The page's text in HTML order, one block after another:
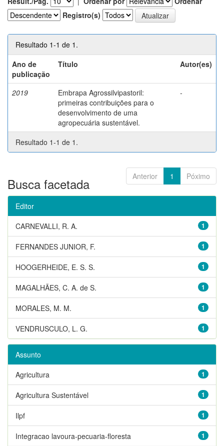
Registro(s)
Resultado 1-1 de 1.
Ano de
publicação
Título Autor(es)
2019
Embrapa Agrossilvipastoril:
primeiras contribuições para o
desenvolvimento de uma
agropecuária sustentável.
-
Resultado 1-1 de 1.
Anterior 1 Póximo
Busca facetada
Editor
1
CARNEVALLI, R. A.
1
FERNANDES JUNIOR, F.
1
HOOGERHEIDE, E. S. S.
1
MAGALHÃES, C. A. de S.
1
MORALES, M. M.
1
VENDRUSCULO, L. G.
Assunto
1
Agricultura
1
Agricultura Sustentável
1
Ilpf
1
Integracao lavoura-pecuaria-floresta